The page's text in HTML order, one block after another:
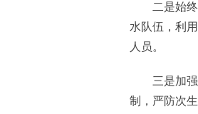
二是始终
水队伍，利
人员。
三是加强
制，严防次